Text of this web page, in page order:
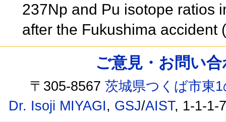
237Np and Pu isotope ratios
after the Fukushima accident
ご意見・お問い
〒305-8567茨城県つくば市東
Dr. Isoji MIYAGI, GSJ/AIST, 1-1-1-